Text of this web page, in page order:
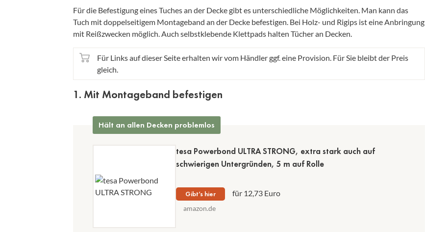
Für die Befestigung eines Tuches an der Decke gibt es unterschiedliche Möglichkeiten. Man kann das
Tuch mit doppelseitigem Montageband an der Decke befestigen. Bei Holz- und Rigips ist eine Anbringung
mit Reißzwecken möglich. Auch selbstklebende Klettpads halten Tücher an Decken.
Für Links auf dieser Seite erhalten wir vom Händler ggf. eine Provision. Für Sie bleibt der Preis
gleich.
1. Mit Montageband befestigen
Hält an allen Decken problemlos
tesa Powerbond ULTRA STRONG, extra stark auch auf
schwierigen Untergründen, 5 m auf Rolle
Gibt’s hier für 12,73 Euro
amazon.de